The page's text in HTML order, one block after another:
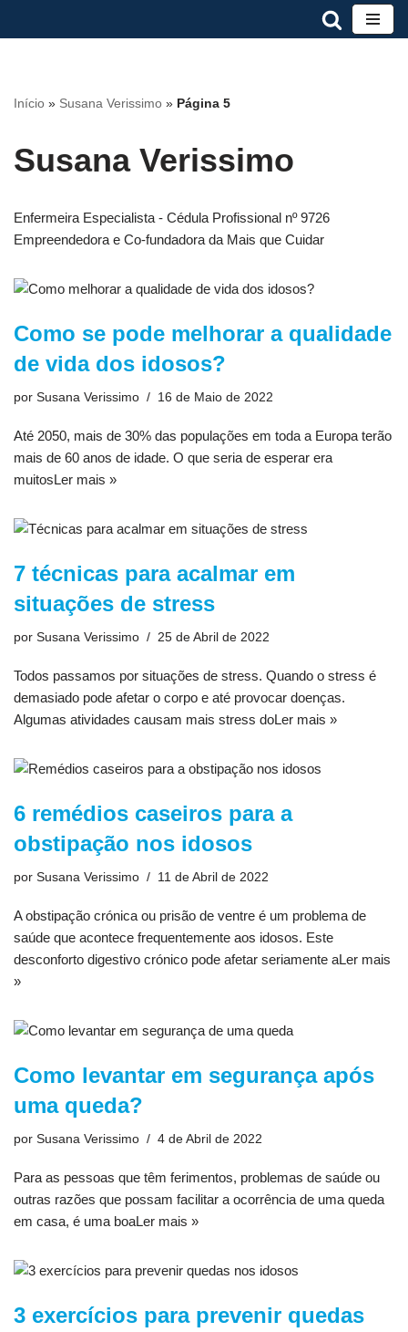
Início » Susana Verissimo » Página 5
Susana Verissimo
Enfermeira Especialista - Cédula Profissional nº 9726
Empreendedora e Co-fundadora da Mais que Cuidar
Como se pode melhorar a qualidade
de vida dos idosos?
por Susana Verissimo 16 de Maio de 2022
Até 2050, mais de 30% das populações em toda a Europa terão
mais de 60 anos de idade. O que seria de esperar era
muitosLer mais »
7 técnicas para acalmar em
situações de stress
por Susana Verissimo 25 de Abril de 2022
Todos passamos por situações de stress. Quando o stress é
demasiado pode afetar o corpo e até provocar doenças.
Algumas atividades causam mais stress doLer mais »
6 remédios caseiros para a
obstipação nos idosos
por Susana Verissimo 11 de Abril de 2022
A obstipação crónica ou prisão de ventre é um problema de
saúde que acontece frequentemente aos idosos. Este
desconforto digestivo crónico pode afetar seriamente aLer mais
»
Como levantar em segurança após
uma queda?
por Susana Verissimo 4 de Abril de 2022
Para as pessoas que têm ferimentos, problemas de saúde ou
outras razões que possam facilitar a ocorrência de uma queda
em casa, é uma boaLer mais »
3 exercícios para prevenir quedas